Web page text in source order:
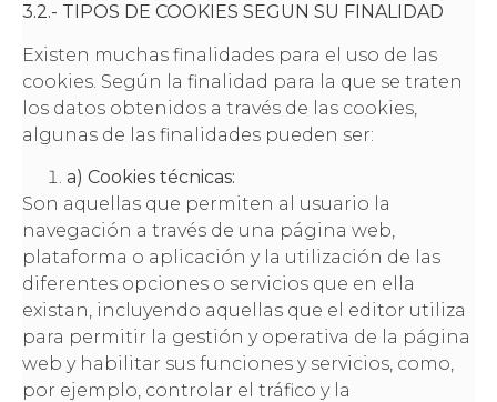
3.2.- TIPOS DE COOKIES SEGUN SU FINALIDAD
Existen muchas finalidades para el uso de las
cookies. Según la finalidad para la que se traten
los datos obtenidos a través de las cookies,
algunas de las finalidades pueden ser:
a) Cookies técnicas:
Son aquellas que permiten al usuario la
navegación a través de una página web,
plataforma o aplicación y la utilización de las
diferentes opciones o servicios que en ella
existan, incluyendo aquellas que el editor utiliza
para permitir la gestión y operativa de la página
web y habilitar sus funciones y servicios, como,
por ejemplo, controlar el tráfico y la